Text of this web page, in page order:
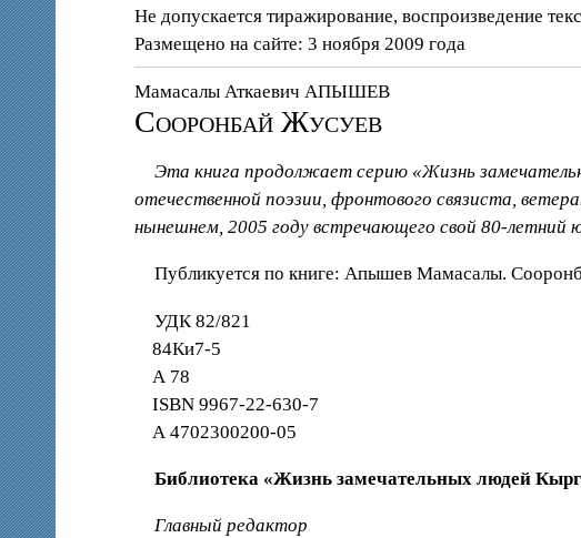
Не допускается тиражирование, воспроизведение
Размещено на сайте: 3 ноября 2009 года
Мамасалы Аткаевич АПЫШЕВ
Сооронбай Жусуев
Эта книга продолжает серию «Жизнь
отечественной поэзии, фронтового связиста,
нынешнем, 2005 году встречающего свой 80-летний
Публикуется по книге: Апышев Мамасалы.
УДК 82/821
84Ки7-5
А 78
ISBN 9967-22-630-7
А 4702300200-05
Библиотека «Жизнь замечательных людей
Главный редактор